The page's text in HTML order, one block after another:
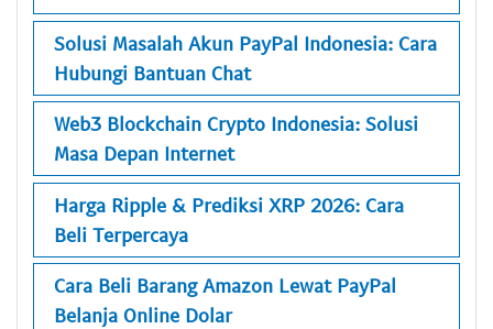
Solusi Masalah Akun PayPal Indonesia: Cara
Hubungi Bantuan Chat
Web3 Blockchain Crypto Indonesia: Solusi
Masa Depan Internet
Harga Ripple & Prediksi XRP 2026: Cara
Beli Terpercaya
Cara Beli Barang Amazon Lewat PayPal
Belanja Online Dolar